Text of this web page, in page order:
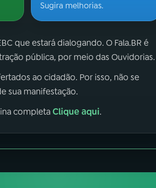
Sugira melhorias.
que estará dialogando. O Fala.BR é
pública, por meio das Ouvidorias.
ao cidadão. Por isso, não se
sua manifestação.
completaClique aqui.